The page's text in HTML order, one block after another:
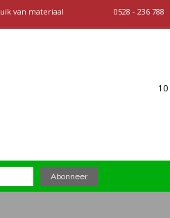
van materiaal 0528 - 236 788
10